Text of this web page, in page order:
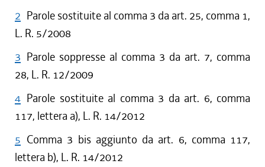
2 Parole sostituite al comma 3 da art. 25, comma 1,
L. R. 5/2008
3 Parole soppresse al comma 3 da art. 7, comma
28, L. R. 12/2009
4 Parole sostituite al comma 3 da art. 6, comma
117, lettera a), L. R. 14/2012
5 Comma 3 bis aggiunto da art. 6, comma 117,
lettera b), L. R. 14/2012